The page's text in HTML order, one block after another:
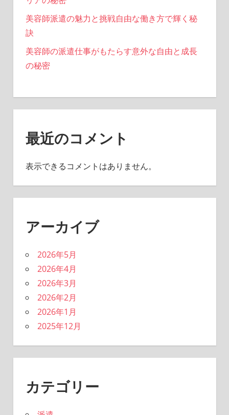
美容師派遣の魅力と挑戦自由な働き方で輝く秘
訣
美容師の派遣仕事がもたらす意外な自由と成長
の秘密
最近のコメント
表示できるコメントはありません。
アーカイブ
2026年5月
2026年4月
2026年3月
2026年2月
2026年1月
2025年12月
カテゴリー